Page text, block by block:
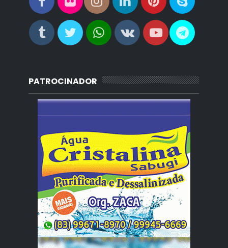
PATROCINADOR